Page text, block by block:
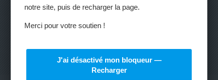
notre site, puis de recharger la page.
Merci pour votre soutien !
J'ai désactivé mon bloqueur —
Recharger